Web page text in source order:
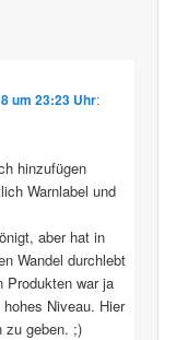
um 23:23 Uhr:
hinzufügen
Warnlabel und
aber hat in
Wandel durchlebt
Produkten war ja
Niveau. Hier
zu geben. ;)